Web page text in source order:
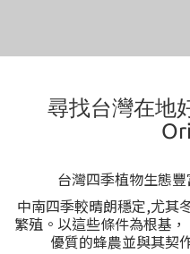
尋找台灣在地
台灣四季植物生態
中南四季較晴朗穩定,尤其
繁殖。以這些條件為根基
優質的蜂農並與其契